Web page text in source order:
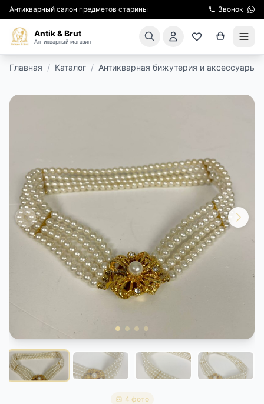
Антикварный салон предметов старины Звонок
Antik & Brut
Антикварный магазин
ЭКСКУРСИИ
РЕСТАВРАЦИЯ
КУРСЫ ПО РЕСТАВРАЦИИ
КОНТАКТЫ
Главная / Каталог / Антикварная бижутерия и аксессуары
4 фото